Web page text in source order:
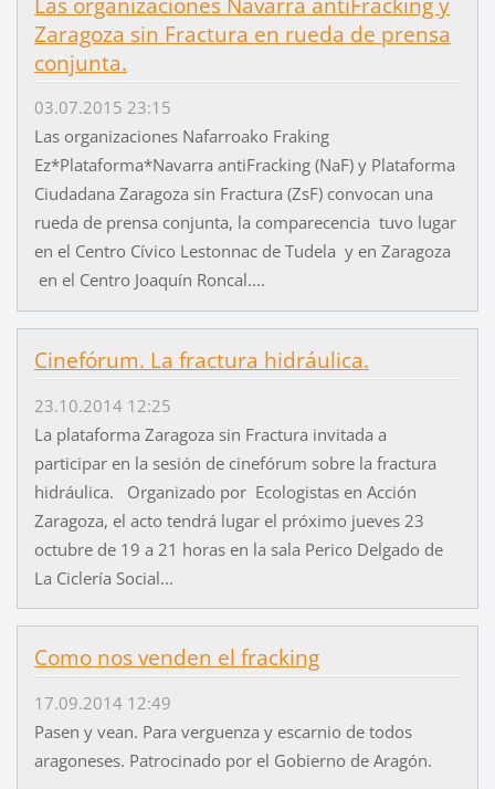
Zaragoza sin Fractura en rueda de prensa
conjunta.
03.07.2015 23:15
Las organizaciones Nafarroako Fraking
Ez*Plataforma*Navarra antiFracking (NaF) y Plataforma
Ciudadana Zaragoza sin Fractura (ZsF) convocan una
rueda de prensa conjunta, la comparecencia tuvo lugar
en el Centro Cívico Lestonnac de Tudela y en Zaragoza
en el Centro Joaquín Roncal....
Cinefórum. La fractura hidráulica.
23.10.2014 12:25
La plataforma Zaragoza sin Fractura invitada a
participar en la sesión de cinefórum sobre la fractura
hidráulica. Organizado por Ecologistas en Acción
Zaragoza, el acto tendrá lugar el próximo jueves 23
octubre de 19 a 21 horas en la sala Perico Delgado de
La Ciclería Social...
Como nos venden el fracking
17.09.2014 12:49
Pasen y vean. Para verguenza y escarnio de todos
aragoneses. Patrocinado por el Gobierno de Aragón.